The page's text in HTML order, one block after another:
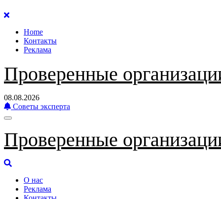
Перейти
содержанию
Home
Контакты
Реклама
Проверенные
08.08.2026
Советы эксперта
Проверенные
О нас
Реклама